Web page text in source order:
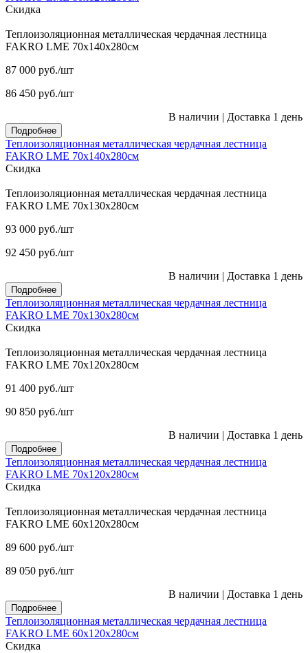
Скидка
Теплоизоляционная металлическая чердачная лестница
FAKRO LME 70х140х280см
87 000 руб./шт
86 450 руб./шт
В наличии | Доставка 1 день
Подробнее
Теплоизоляционная металлическая чердачная лестница
FAKRO LME 70х140х280см
Скидка
Теплоизоляционная металлическая чердачная лестница
FAKRO LME 70х130х280см
93 000 руб./шт
92 450 руб./шт
В наличии | Доставка 1 день
Подробнее
Теплоизоляционная металлическая чердачная лестница
FAKRO LME 70х130х280см
Скидка
Теплоизоляционная металлическая чердачная лестница
FAKRO LME 70х120х280см
91 400 руб./шт
90 850 руб./шт
В наличии | Доставка 1 день
Подробнее
Теплоизоляционная металлическая чердачная лестница
FAKRO LME 70х120х280см
Скидка
Теплоизоляционная металлическая чердачная лестница
FAKRO LME 60х120х280см
89 600 руб./шт
89 050 руб./шт
В наличии | Доставка 1 день
Подробнее
Теплоизоляционная металлическая чердачная лестница
FAKRO LME 60х120х280см
Скидка